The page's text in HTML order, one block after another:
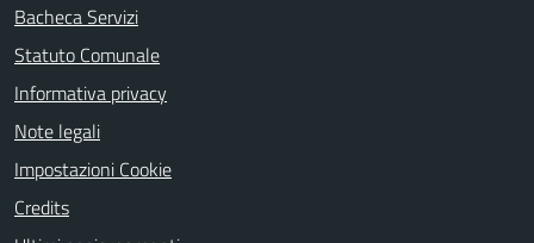
Bacheca Servizi
Statuto Comunale
Informativa privacy
Note legali
Impostazioni Cookie
Credits